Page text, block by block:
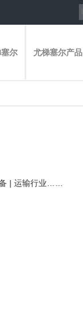
尔 尤梯塞尔产品
| 运输行业……